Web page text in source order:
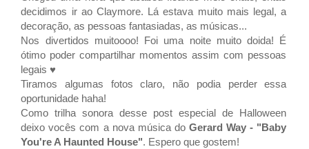
decidimos ir ao Claymore. Lá estava muito mais legal, a
decoração, as pessoas fantasiadas, as músicas...
Nos divertidos muitoooo! Foi uma noite muito doida! É
ótimo poder compartilhar momentos assim com pessoas
legais ♥
Tiramos algumas fotos claro, não podia perder essa
oportunidade haha!
Como trilha sonora desse post especial de Halloween
deixo vocês com a nova música do Gerard Way - "Baby
You're A Haunted House". Espero que gostem!